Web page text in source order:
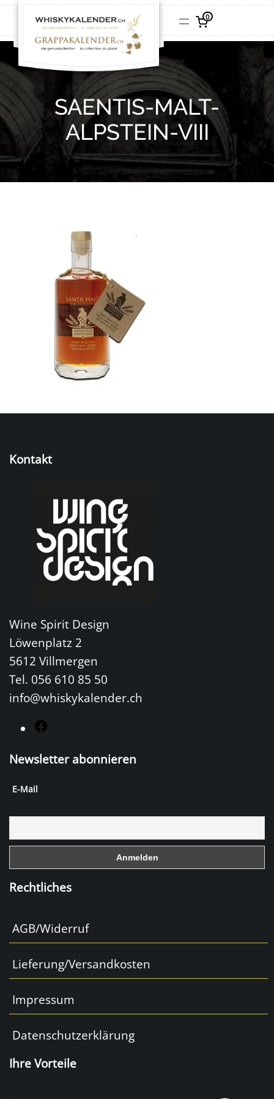
0
SAENTIS-MALT-
ALPSTEIN-VIII
Kontakt
Wine Spirit Design
Löwenplatz 2
5612 Villmergen
Tel. 056 610 85 50
info@whiskykalender.ch
c
o
o
Newsletter abonnieren
E-Mail
Rechtliches
AGB/Widerruf
Lieferung/Versandkosten
Impressum
Datenschutzerklärung
Ihre Vorteile